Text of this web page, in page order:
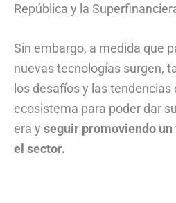
República y la
Sin embargo, a medida que
nuevas tecnologías surgen,
los desafíos y las tendencias
ecosistema para poder dar
era y seguir promoviendo
el sector.